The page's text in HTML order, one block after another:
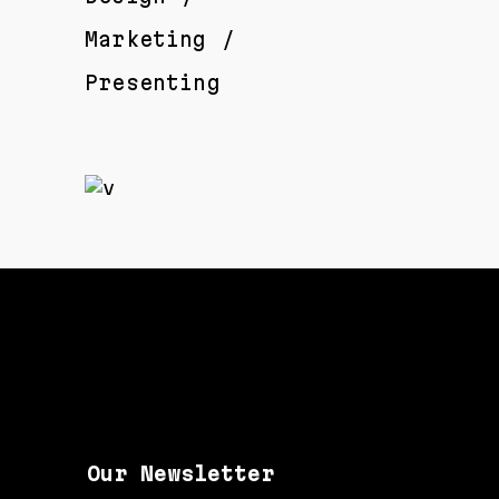
Marketing
Presenting
Our Newsletter